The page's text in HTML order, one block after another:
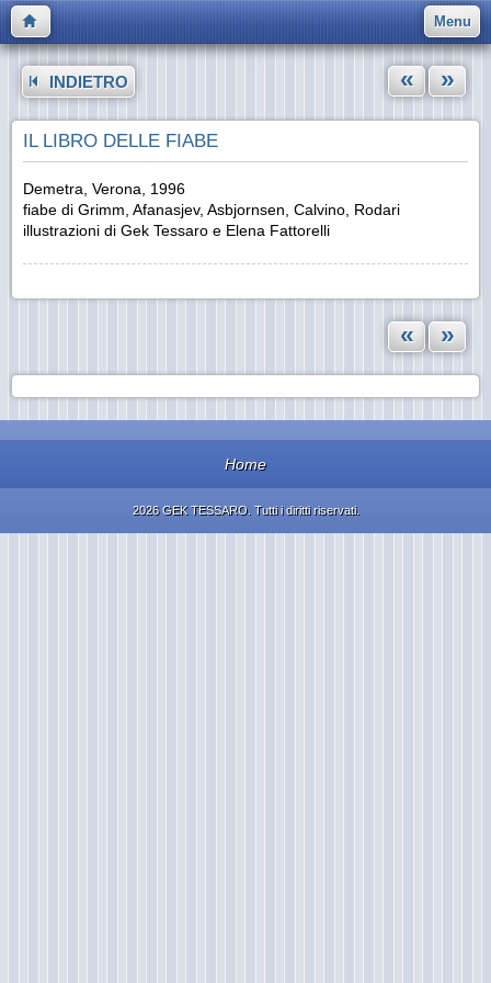
Menu
INDIETRO « »
IL LIBRO DELLE FIABE
Demetra, Verona, 1996
fiabe di Grimm, Afanasjev, Asbjornsen, Calvino, Rodari
illustrazioni di Gek Tessaro e Elena Fattorelli
« »
Home
2026 GEK TESSARO. Tutti i diritti riservati.